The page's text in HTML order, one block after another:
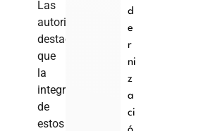
Las
autoridades
destacaron
que
la
integración
de
estos
d
e
r
ni
z
a
ci